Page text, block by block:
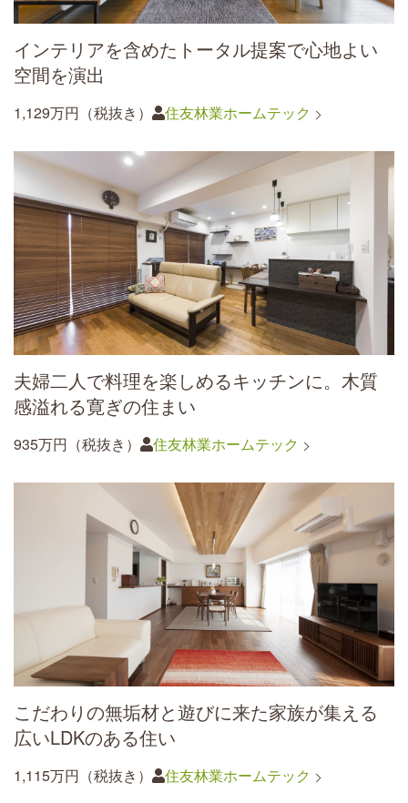
インテリアを含めたトータル提案で心地よい
空間を演出
1,129万円（税抜き） 住友林業ホームテック
夫婦二人で料理を楽しめるキッチンに。木質
感溢れる寛ぎの住まい
935万円（税抜き） 住友林業ホームテック
こだわりの無垢材と遊びに来た家族が集える
広いLDKのある住い
1,115万円（税抜き） 住友林業ホームテック